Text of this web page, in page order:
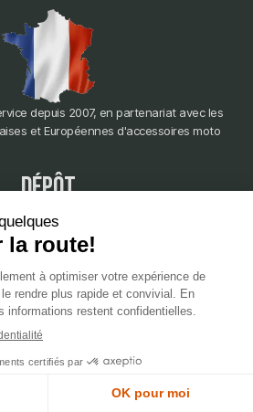
depuis 2007, en partenariat avec les
et Européennes d'accessoires moto
dépôt
LYON
de Gaulle, 69200 Vénissieux
Silverstone Motor